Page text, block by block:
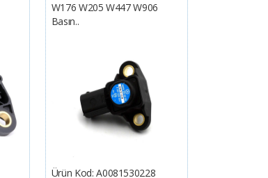
W176 W205 W447 W906
Basın..
Ürün Kod:A0081530228